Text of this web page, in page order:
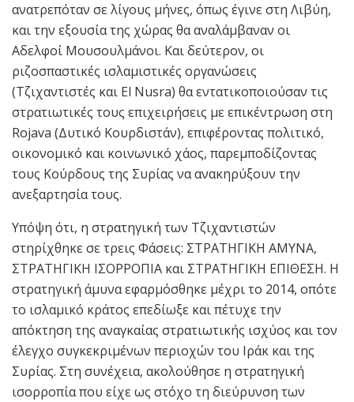
ανατρεπόταν σε λίγους μήνες, όπως έγινε στη Λιβύη,
και την εξουσία της χώρας θα αναλάμβαναν οι
Αδελφοί Μουσουλμάνοι. Και δεύτερον, οι
ριζοσπαστικές ισλαμιστικές οργανώσεις
(Τζιχαντιστές και El Nusra) θα εντατικοποιούσαν τις
στρατιωτικές τους επιχειρήσεις με επικέντρωση στη
Rojava (Δυτικό Κουρδιστάν), επιφέροντας πολιτικό,
οικονομικό και κοινωνικό χάος, παρεμποδίζοντας
τους Κούρδους της Συρίας να ανακηρύξουν την
ανεξαρτησία τους.
Υπόψη ότι, η στρατηγική των Τζιχαντιστών
στηρίχθηκε σε τρεις Φάσεις: ΣΤΡΑΤΗΓΙΚΗ ΑΜΥΝΑ,
ΣΤΡΑΤΗΓΙΚΗ ΙΣΟΡΡΟΠΙΑ και ΣΤΡΑΤΗΓΙΚΗ ΕΠΙΘΕΣΗ. Η
στρατηγική άμυνα εφαρμόσθηκε μέχρι το 2014, οπότε
το ισλαμικό κράτος επεδίωξε και πέτυχε την
απόκτηση της αναγκαίας στρατιωτικής ισχύος και τον
έλεγχο συγκεκριμένων περιοχών του Ιράκ και της
Συρίας. Στη συνέχεια, ακολούθησε η στρατηγική
ισορροπία που είχε ως στόχο τη διεύρυνση των